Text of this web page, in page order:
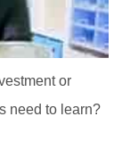
or
need to learn?